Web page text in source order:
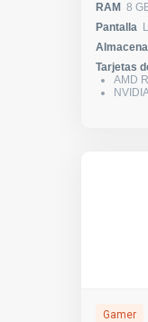
RAM 8
Pantalla
Tarjetas
AMD
Gamer